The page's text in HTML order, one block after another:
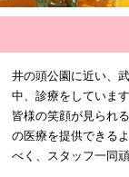
井の頭公園に近い、
中、診療をしています
皆様の笑顔が見られ
の医療を提供できる
べく、スタッフ一同